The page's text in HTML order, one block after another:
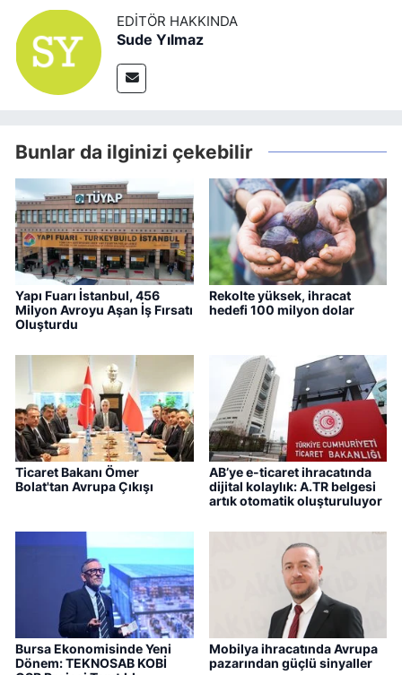
EDITÖR HAKKINDA
Sude Yılmaz
Bunlar da ilginizi çekebilir
Yapı Fuarı İstanbul, 456
Milyon Avroyu Aşan İş Fırsatı
Oluşturdu
Rekolte yüksek, ihracat
hedefi 100 milyon dolar
Ticaret Bakanı Ömer
Bolat'tan Avrupa Çıkışı
AB’ye e-ticaret ihracatında
dijital kolaylık: A.TR belgesi
artık otomatik oluşturuluyor
Bursa Ekonomisinde Yeni
Dönem: TEKNOSAB KOBİ
Mobilya ihracatında Avrupa
pazarından güçlü sinyaller